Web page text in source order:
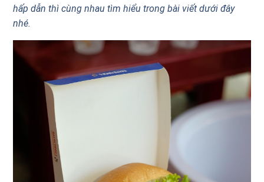
hấp dẫn thì cùng nhau tìm hiểu trong bài viết dưới đây
nhé.